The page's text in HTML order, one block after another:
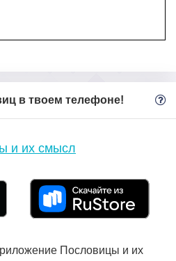
в твоем телефоне!
и их смысл
Пословицы и их